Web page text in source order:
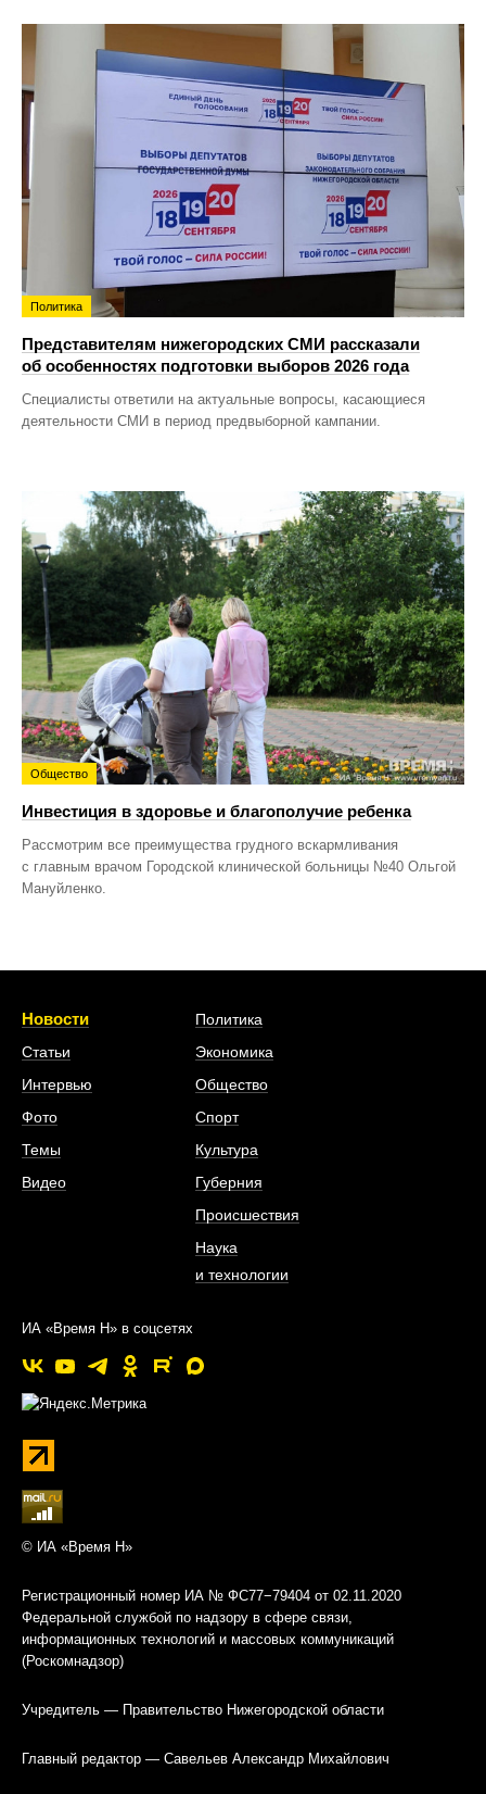
Политика
Представителям нижегородских СМИ рассказали
об особенностях подготовки выборов 2026 года
Специалисты ответили на актуальные вопросы, касающиеся
деятельности СМИ в период предвыборной кампании.
Общество
Инвестиция в здоровье и благополучие ребенка
Рассмотрим все преимущества грудного вскармливания
с главным врачом Городской клинической больницы №40 Ольгой
Мануйленко.
Новости
Статьи
Интервью
Фото
Темы
Видео
Политика
Экономика
Общество
Спорт
Культура
Губерния
Происшествия
Наука
и технологии
ИА «Время Н» в соцсетях
© ИА «Время Н»
Регистрационный номер ИА № ФС77−79404 от 02.11.2020
Федеральной службой по надзору в сфере связи,
информационных технологий и массовых коммуникаций
(Роскомнадзор)
Учредитель — Правительство Нижегородской области
Главный редактор — Савельев Александр Михайлович